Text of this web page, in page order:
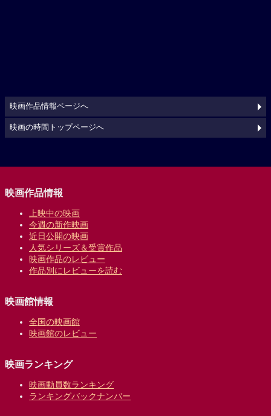
映画作品情報ページへ
映画の時間トップページへ
映画作品情報
上映中の映画
今週の新作映画
近日公開の映画
人気シリーズ＆受賞作品
映画作品のレビュー
作品別にレビューを読む
映画館情報
全国の映画館
映画館のレビュー
映画ランキング
映画動員数ランキング
ランキングバックナンバー